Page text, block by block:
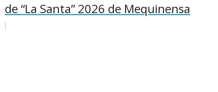
de “La Santa” 2026 de Mequinensa